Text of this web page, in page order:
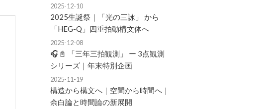
2025-12-10
2025生誕祭｜「光の三詠」 から
「HEG-Q」四重拍動構文体へ
2025-12-08
🎧📓 「三年三拍観測」 ー 3点観測
シリーズ｜年末特別企画
2025-11-19
構造から構文へ｜空間から時間へ｜
余白論と時間論の新展開